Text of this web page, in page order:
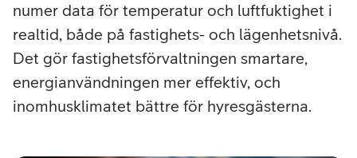
numer data för temperatur och luftfuktighet i
realtid, både på fastighets- och lägenhetsnivå.
Det gör fastighetsförvaltningen smartare,
energianvändningen mer effektiv, och
inomhusklimatet bättre för hyresgästerna.